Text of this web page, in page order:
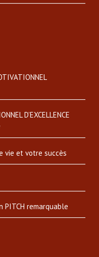
D’EXCELLENCE
vie et votre succès
PITCH remarquable